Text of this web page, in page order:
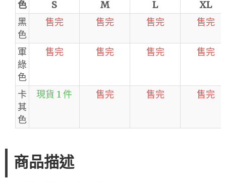
色
S M L
XL
黑
色
售完 售完 售完 售完
軍
綠
色
售完 售完 售完 售完
卡
其
色
現貨 1 件 售完 售完 售完
商品描述